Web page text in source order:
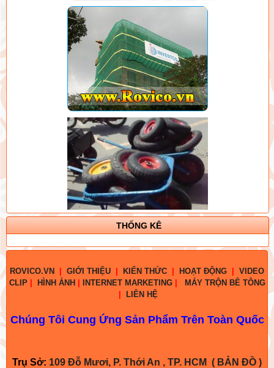
THỐNG KÊ
ROVICO.VN GIỚI THIỆU KIẾN THỨC HOẠT ĐỘNG
VIDEO
CLIP| HÌNH ẢNH INTERNET MARKETING|
MÁY TRỘN BÊ TÔNG
LIÊN HỆ
Chúng Tôi Cung Ứng Sản Phẩm Trên Toàn Quốc
Trụ Sở: 109 Đỗ Mươi, P. Thới An , TP. HCM ( BẢN ĐỒ )